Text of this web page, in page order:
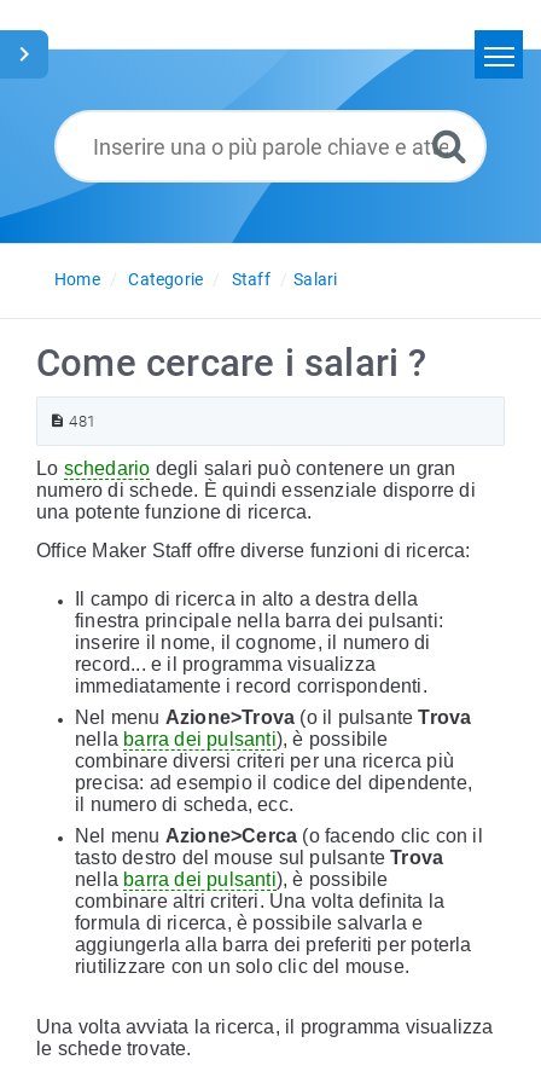
Glossario
Italiano
Home
Categorie Staff Salari
Come cercare i salari ?
481
Lo schedario degli salari può contenere un gran
numero di schede. È quindi essenziale disporre di
una potente funzione di ricerca.
Office Maker Staff offre diverse funzioni di ricerca:
Il campo di ricerca in alto a destra della
finestra principale nella barra dei pulsanti:
inserire il nome, il cognome, il numero di
record... e il programma visualizza
immediatamente i record corrispondenti.
Nel menu Azione>Trova (o il pulsanteTrova
nella barra dei pulsanti), è possibile
combinare diversi criteri per una ricerca più
precisa: ad esempio il codice del dipendente,
il numero di scheda, ecc.
Nel menu Azione>Cerca (o facendo clic con il
tasto destro del mouse sul pulsanteTrova
nella barra dei pulsanti), è possibile
combinare altri criteri. Una volta definita la
formula di ricerca, è possibile salvarla e
aggiungerla alla barra dei preferiti per poterla
riutilizzare con un solo clic del mouse.
Una volta avviata la ricerca, il programma visualizza
le schede trovate.